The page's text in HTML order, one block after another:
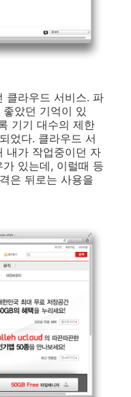
클라우드 서비스. 파
았던 기억이 있
기기 대수의 제한
었다. 클라우드 서
내가 작업중이던 자
있는데, 이럴때 등
은 뒤로는 사용을